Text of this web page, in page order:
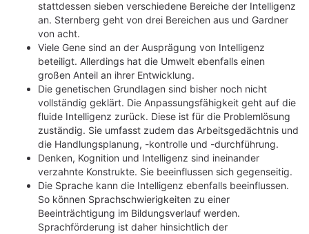
stattdessen sieben verschiedene Bereiche der Intelligenz
an. Sternberg geht von drei Bereichen aus und Gardner
von acht.
Viele Gene sind an der Ausprägung von Intelligenz
beteiligt. Allerdings hat die Umwelt ebenfalls einen
großen Anteil an ihrer Entwicklung.
Die genetischen Grundlagen sind bisher noch nicht
vollständig geklärt. Die Anpassungsfähigkeit geht auf die
fluide Intelligenz zurück. Diese ist für die Problemlösung
zuständig. Sie umfasst zudem das Arbeitsgedächtnis und
die Handlungsplanung, -kontrolle und -durchführung.
Denken, Kognition und Intelligenz sind ineinander
verzahnte Konstrukte. Sie beeinflussen sich gegenseitig.
Die Sprache kann die Intelligenz ebenfalls beeinflussen.
So können Sprachschwierigkeiten zu einer
Beeinträchtigung im Bildungsverlauf werden.
Sprachförderung ist daher hinsichtlich der